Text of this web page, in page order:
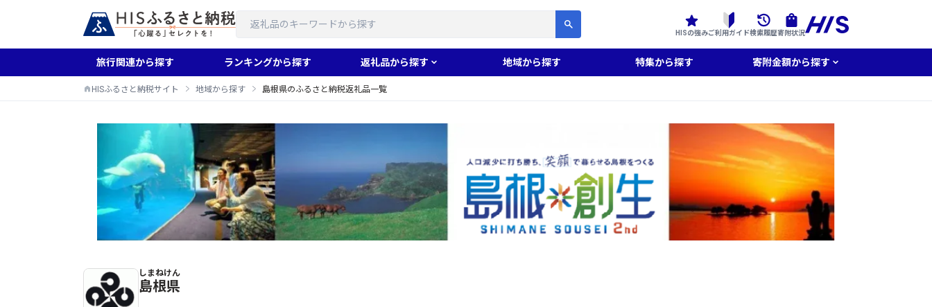
HISの強みご利用ガイド検索履歴寄附状況
旅行関連から探す ランキングから探す 返礼品から探す 地域から探す 特集から探す 寄附金額から探す
HISふるさと納税サイト 地域から探す 島根県のふるさと納税返礼品一覧
島根県のふるさと納税返礼品一覧
島根県
しまねけん